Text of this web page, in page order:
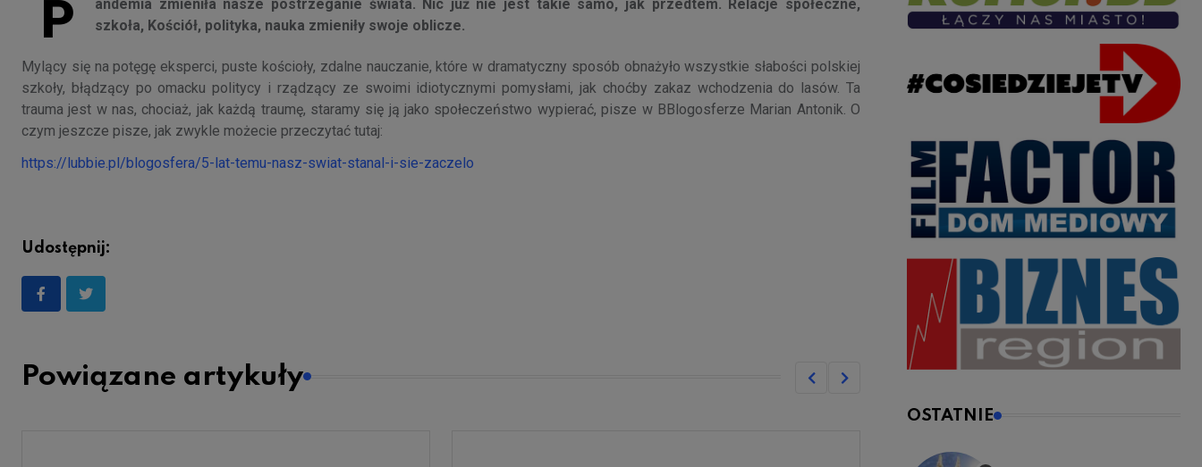
P
andemia zmieniła nasze postrzeganie świata. Nic już nie jest takie samo, jak przedtem. Relacje społeczne,
szkoła, Kościół, polityka, nauka zmieniły swoje oblicze.
Mylący się na potęgę eksperci, puste kościoły, zdalne nauczanie, które w dramatyczny sposób obnażyło wszystkie słabości polskiej
szkoły, błądzący po omacku politycy i rządzący ze swoimi idiotycznymi pomysłami, jak choćby zakaz wchodzenia do lasów. Ta
trauma jest w nas, chociaż, jak każdą traumę, staramy się ją jako społeczeństwo wypierać, pisze w BBlogosferze Marian Antonik. O
czym jeszcze pisze, jak zwykle możecie przeczytać tutaj:
https://lubbie.pl/blogosfera/5-lat-temu-nasz-swiat-stanal-i-sie-zaczelo
Udostępnij:
Powiązane artykuły
OSTATNIE